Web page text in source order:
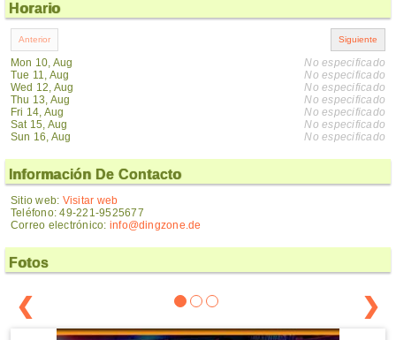
Horario
Mon 10, Aug
Tue 11, Aug
Wed 12, Aug
Thu 13, Aug
Fri 14, Aug
Sat 15, Aug
Sun 16, Aug
No especificado
No especificado
No especificado
No especificado
No especificado
No especificado
No especificado
Información De Contacto
Sitio web: Visitar web
Teléfono: 49-221-9525677
Correo electrónico: info@dingzone.de
Fotos
❮ ❯